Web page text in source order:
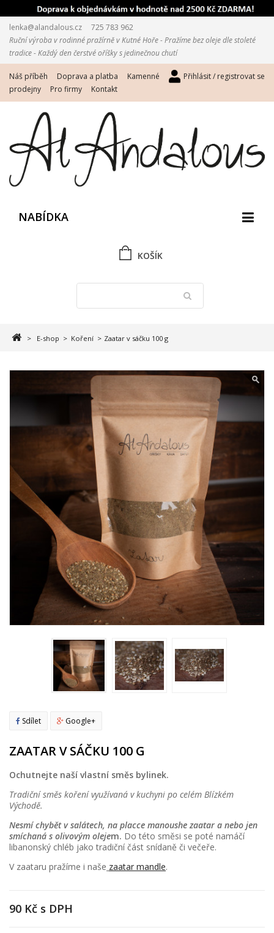
lenka@alandalous.cz 725 783 962
Ruční výroba v rodinné pražírně v Kutné Hoře - Pražíme bez oleje dle stoleté
tradice - Každý den čerstvé oříšky s jedinečnou chutí
Přihlásit / registrovat se
Náš příběh Doprava a platba
Kamenné
prodejny
Pro firmy Kontakt
NABÍDKA
KOŠÍK
> E-shop > Koření > Zaatar v sáčku 100 g
Sdílet Google+
ZAATAR V SÁČKU 100 G
Ochutnejte naší vlastní směs bylinek.
Tradiční směs koření využívaná v kuchyni po celém Blízkém
Východě.
Nesmí chybět v salátech, na placce manoushe zaatar a nebo jen
smíchaná s olivovým olejem. Do této směsi se poté namáčí
libanonský chléb jako tradiční část snídaně či večeře.
V zaataru pražíme i naše zaatar mandle.
90 Kč s DPH